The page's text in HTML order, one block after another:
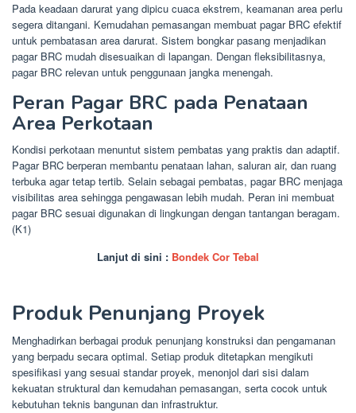
Pada keadaan darurat yang dipicu cuaca ekstrem, keamanan area perlu
segera ditangani. Kemudahan pemasangan membuat pagar BRC efektif
untuk pembatasan area darurat. Sistem bongkar pasang menjadikan
pagar BRC mudah disesuaikan di lapangan. Dengan fleksibilitasnya,
pagar BRC relevan untuk penggunaan jangka menengah.
Peran Pagar BRC pada Penataan
Area Perkotaan
Kondisi perkotaan menuntut sistem pembatas yang praktis dan adaptif.
Pagar BRC berperan membantu penataan lahan, saluran air, dan ruang
terbuka agar tetap tertib. Selain sebagai pembatas, pagar BRC menjaga
visibilitas area sehingga pengawasan lebih mudah. Peran ini membuat
pagar BRC sesuai digunakan di lingkungan dengan tantangan beragam.
(K1)
Lanjut di sini : Bondek Cor Tebal
Produk Penunjang Proyek
Menghadirkan berbagai produk penunjang konstruksi dan pengamanan
yang berpadu secara optimal. Setiap produk ditetapkan mengikuti
spesifikasi yang sesuai standar proyek, menonjol dari sisi dalam
kekuatan struktural dan kemudahan pemasangan, serta cocok untuk
kebutuhan teknis bangunan dan infrastruktur.